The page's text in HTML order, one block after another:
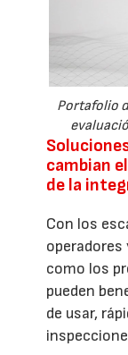
Portafolio
cambian
de la
Con los
como los
pueden
de usar,